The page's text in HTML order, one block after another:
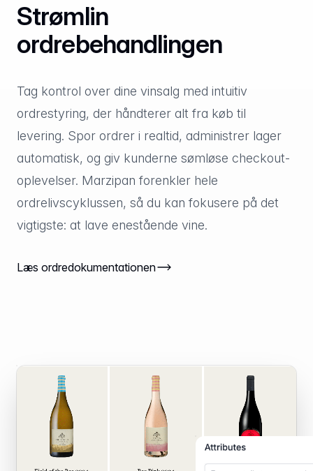
Strømlin
ordrebehandlingen
Tag kontrol over dine vinsalg med intuitiv
ordrestyring, der håndterer alt fra køb til
levering. Spor ordrer i realtid, administrer lager
automatisk, og giv kunderne sømløse checkout-
oplevelser. Marzipan forenkler hele
ordrelivscyklussen, så du kan fokusere på det
vigtigste: at lave enestående vine.
Læs ordredokumentationen